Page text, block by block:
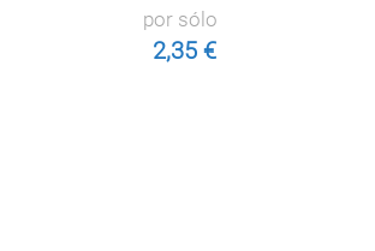
por sólo
2,35 €